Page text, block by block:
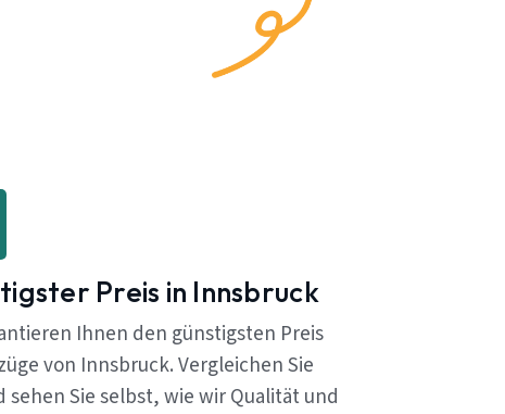
Preis in Innsbruck
Ihnen den günstigsten Preis
von Innsbruck. Vergleichen Sie
sehen Sie selbst, wie wir Qualität und